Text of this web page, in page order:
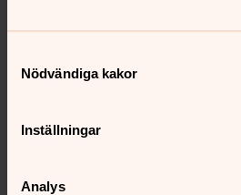
Nödvändiga kakor
Inställningar
Analys
Senast ändrad 18 december 2024
innehåll?